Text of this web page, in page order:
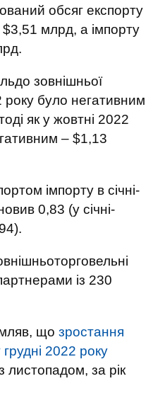
обсяг експорту
млрд, а імпорту
зовнішньої
року було негативним
як у жовтні 2022
– $1,13
імпорту в січні-
0,83 (у січні-
із 230
що зростання
грудні 2022 року
листопадом, за рік